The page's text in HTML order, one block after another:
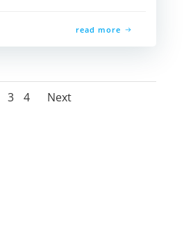
read more
Página
3 Página
4 Next